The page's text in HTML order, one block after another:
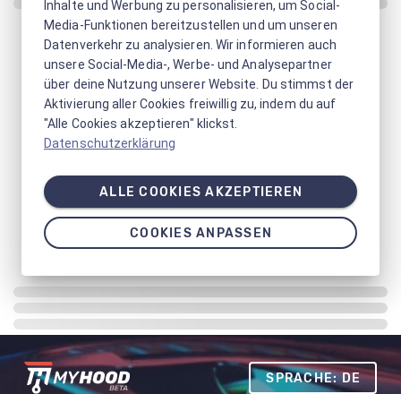
SPRACHE: DE
Inhalte und Werbung zu personalisieren, um Social-
Media-Funktionen bereitzustellen und um unseren
Datenverkehr zu analysieren. Wir informieren auch
unsere Social-Media-, Werbe- und Analysepartner
über deine Nutzung unserer Website. Du stimmst der
Aktivierung aller Cookies freiwillig zu, indem du auf
"Alle Cookies akzeptieren" klickst.
Datenschutzerklärung
ALLE COOKIES AKZEPTIEREN
COOKIES ANPASSEN